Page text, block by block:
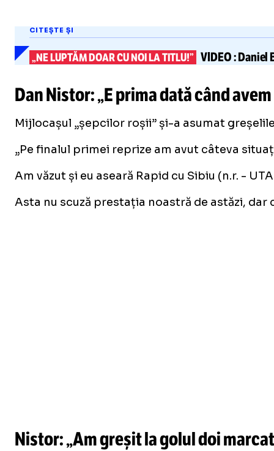
CITEȘTE ȘI
„NE LUPTĂM DOAR CU NOI LA TITLU!” VIDEO:Daniel
Dan Nistor: „E prima dată când
Mijlocașul „șepcilor roșii” și-a asumat
„Pe finalul primei reprize am avut câteva
Am văzut și eu aseară Rapid cu Sibiu (n.r. -
Asta nu scuză prestația noastră de astăzi,
Nistor: „Am greșit la golul doi marcat